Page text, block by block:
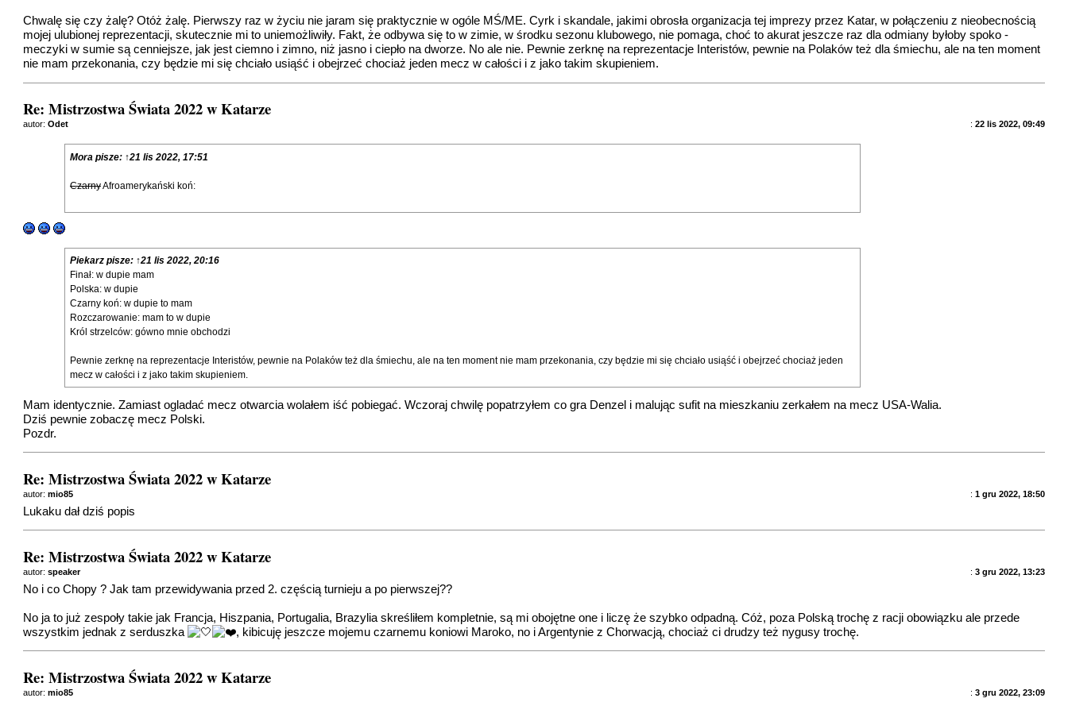
Chwalę się czy żalę? Otóż żalę. Pierwszy raz w życiu nie jaram się praktycznie w ogóle MŚ/ME. Cyrk i skandale, jakimi obrosła organizacja tej imprezy przez Katar, w połączeniu z nieobecnością
mojej ulubionej reprezentacji, skutecznie mi to uniemożliwiły. Fakt, że odbywa się to w zimie, w środku sezonu klubowego, nie pomaga, choć to akurat jeszcze raz dla odmiany byłoby spoko -
meczyki w sumie są cenniejsze, jak jest ciemno i zimno, niż jasno i ciepło na dworze. No ale nie. Pewnie zerknę na reprezentacje Interistów, pewnie na Polaków też dla śmiechu, ale na ten moment
nie mam przekonania, czy będzie mi się chciało usiąść i obejrzeć chociaż jeden mecz w całości i z jako takim skupieniem.
Re: Mistrzostwa Świata 2022 w Katarze
: 22 lis 2022, 09:49
autor:Odet
Mora pisze: ↑21 lis 2022, 17:51
CzarnyAfroamerykański koń:
Piekarzpisze: ↑21 lis 2022, 20:16
Finał: w dupie mam
Polska: w dupie
Czarny koń: w dupie to mam
Rozczarowanie: mam to w dupie
Król strzelców: gówno mnie obchodzi
Pewnie zerknę na reprezentacje Interistów, pewnie na Polaków też dla śmiechu, ale na ten moment nie mam przekonania, czy będzie mi się chciało usiąść i obejrzeć chociaż jeden
mecz w całości i z jako takim skupieniem.
Mam identycznie. Zamiast ogladać mecz otwarcia wolałem iść pobiegać. Wczoraj chwilę popatrzyłem co gra Denzel i malując sufit na mieszkaniu zerkałem na mecz USA-Walia.
Dziś pewnie zobaczę mecz Polski.
Pozdr.
Re: Mistrzostwa Świata 2022 w Katarze
: 1 gru 2022, 18:50
autor:mio85
Lukaku dał dziś popis
Re: Mistrzostwa Świata 2022 w Katarze
: 3 gru 2022, 13:23
autor:speaker
No i co Chopy ? Jak tam przewidywania przed 2. częścią turnieju a po pierwszej??
No ja to już zespoły takie jak Francja, Hiszpania, Portugalia, Brazylia skreśliłem kompletnie, są mi obojętne one i liczę że szybko odpadną. Cóż, poza Polską trochę z racji obowiązku ale przede
wszystkim jednak z serduszka
, kibicuję jeszcze mojemu czarnemu koniowi Maroko, no i Argentynie z Chorwacją, chociaż ci drudzy też nygusy trochę.
Re: Mistrzostwa Świata 2022 w Katarze
: 3 gru 2022, 23:09
autor:mio85